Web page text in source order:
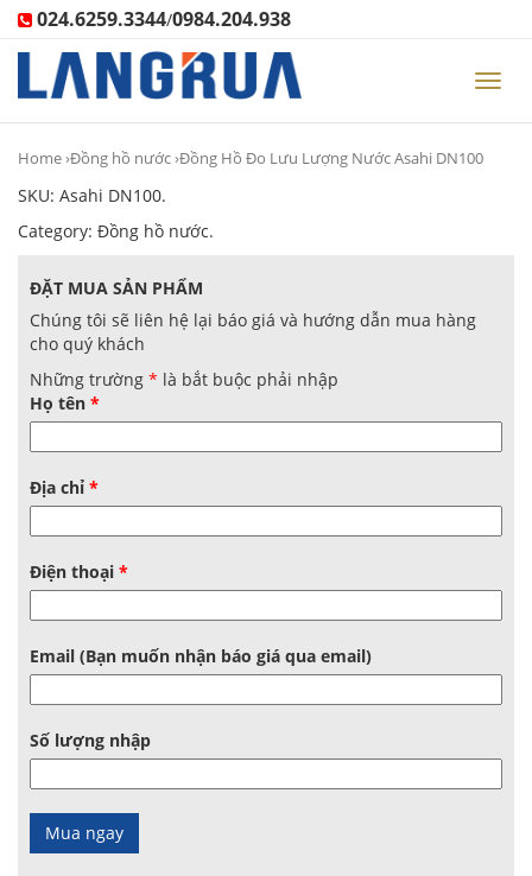
024.6259.3344/0984.204.938
Home›Đồng hồ nước›Đồng Hồ Đo Lưu Lượng Nước Asahi DN100
SKU: Asahi DN100.
Category: Đồng hồ nước.
ĐẶT MUA SẢN PHẨM
Chúng tôi sẽ liên hệ lại báo giá và hướng dẫn mua hàng
cho quý khách
Những trường * là bắt buộc phải nhập
Họ tên *
Địa chỉ *
Điện thoại *
Email (Bạn muốn nhận báo giá qua email)
Số lượng nhập